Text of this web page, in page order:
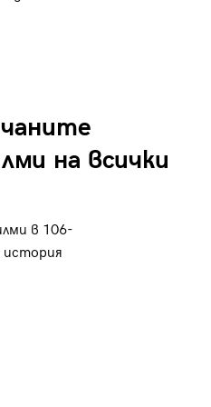
на всички
в 106-
история
the Wine – Какво